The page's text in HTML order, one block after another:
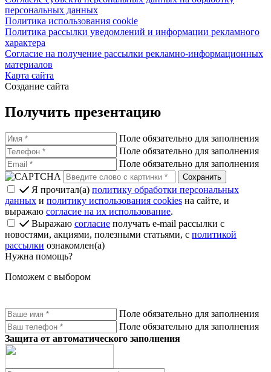
персональных данных
Политика использования cookie
Политика рассылки уведомлений и информации рекламного
характера
Согласие на получение рассылки рекламно-информационных
материалов
Карта сайта
Создание сайта
Получить презентацию
Поле обязательно для заполнения
Поле обязательно для заполнения
Поле обязательно для заполнения
Я прочитал(а) политику обработки персональных
данных и политику использования cookies на сайте, и
выражаю согласие на их использование.
Выражаю согласие получать e-mail рассылки с
новостями, акциями, полезными статьями, с политикой
рассылки ознакомлен(а)
Нужна помощь?
Поможем с выбором
Поле обязательно для заполнения
Поле обязательно для заполнения
Защита от автоматического заполнения